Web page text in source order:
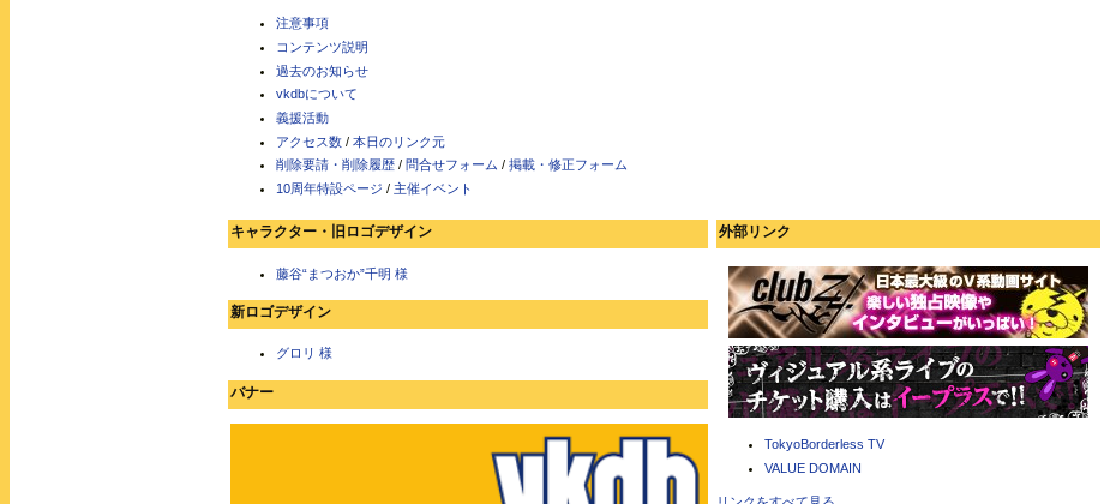
注意事項
コンテンツ説明
過去のお知らせ
vkdbについて
義援活動
アクセス数 / 本日のリンク元
削除要請・削除履歴 / 問合せフォーム / 掲載・修正フォーム
10周年特設ページ / 主催イベント
キャラクター・旧ロゴデザイン
藤谷“まつおか”千明 様
新ロゴデザイン
グロリ 様
バナー
外部リンク
TokyoBorderless TV
VALUE DOMAIN